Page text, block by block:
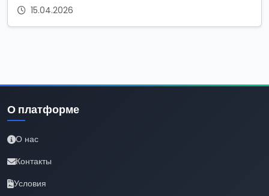
15.04.2026
О платформе
О нас
Контакты
Условия